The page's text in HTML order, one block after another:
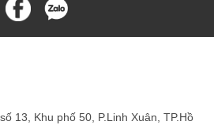
13, Khu phố 50, P.Linh Xuân, TP.Hồ